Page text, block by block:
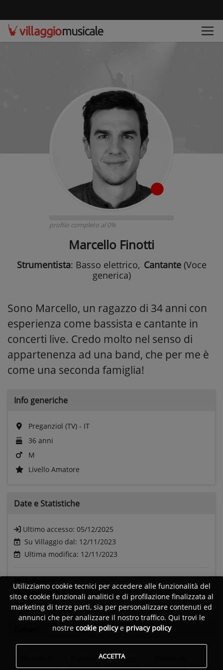
profilo completo al 0%
Marcello Finotti
Strumentista: Basso elettrico, Cantante(Voce
generica)
Sono Marcello, un ragazzo di 34 anni con
esperienza come bassista e cantante in
concerti live. Credo molto nel senso di
appartenenza ad una band, che per me è
come una seconda famiglia!
Info generiche
Preganziol (TV) - IT
36 anni
M
Livello Amatore
Date e Statistiche
Ultimo accesso: 05/12/2025
Su Villaggio dal: 12/11/2023
Ultima modifica: 12/11/2023
Visite:348
Grunge
Utilizziamo cookie tecnici per accedere alle funzionalità del
sito e cookie funzionali analitici e di profilazione finalizzata al
marketing di terze parti, sia per personalizzare contenuti ed
annunci che per analizzare il nostro traffico. Qui trovi le
nostre cookie policye privacy policy
ACCETTA